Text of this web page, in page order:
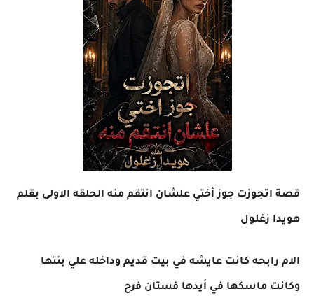
قصة اتجوزت جوز أختي علشان انتقم منه الحلقه الاولى بقلم
هويدا زغلول
الام رابحه كانت عايشه في بيت قديم وداخله علي بنتها
وكانت ماسكها في أيدها فستان فرح